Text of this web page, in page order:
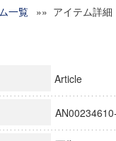
サーチインスティテュー
助金研究成果報告書
グローバルCOEプログ
グローバルCOEプログ
リーディングプログラ
論文等(8)
一覧 »» アイテム詳細
Article